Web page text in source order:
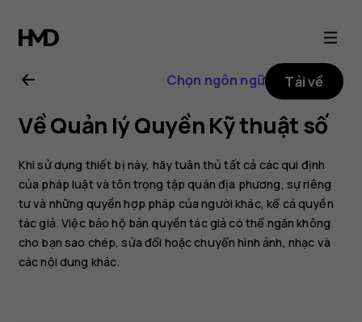
Hướng
dẫn
sử
dụng
Nokia
2.1
Chọn ngôn ngữ Tải về
Về Quản lý Quyền Kỹ thuật số
Khi sử dụng thiết bị này, hãy tuân thủ tất cả các qui định
của pháp luật và tôn trọng tập quán địa phương, sự riêng
tư và những quyền hợp pháp của người khác, kể cả quyền
tác giả. Việc bảo hộ bản quyền tác giả có thể ngăn không
cho bạn sao chép, sửa đổi hoặc chuyển hình ảnh, nhạc và
các nội dung khác.